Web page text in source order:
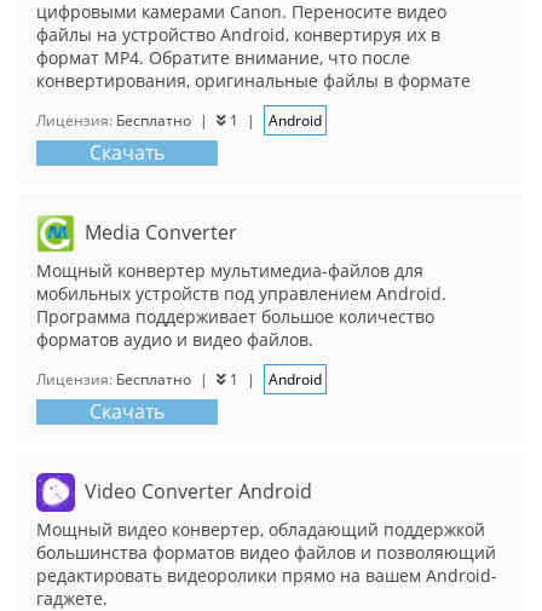
цифровыми камерами Canon. Переносите видео
файлы на устройство Android, конвертируя их в
формат MP4. Обратите внимание, что после
конвертирования, оригинальные файлы в формате
Лицензия: Бесплатно | 1 | Android
Скачать
Media Converter
Мощный конвертер мультимедиа-файлов для
мобильных устройств под управлением Android.
Программа поддерживает большое количество
форматов аудио и видео файлов.
Лицензия: Бесплатно | 1 | Android
Скачать
Video Converter Android
Мощный видео конвертер, обладающий поддержкой
большинства форматов видео файлов и позволяющий
редактировать видеоролики прямо на вашем Android-
гаджете.